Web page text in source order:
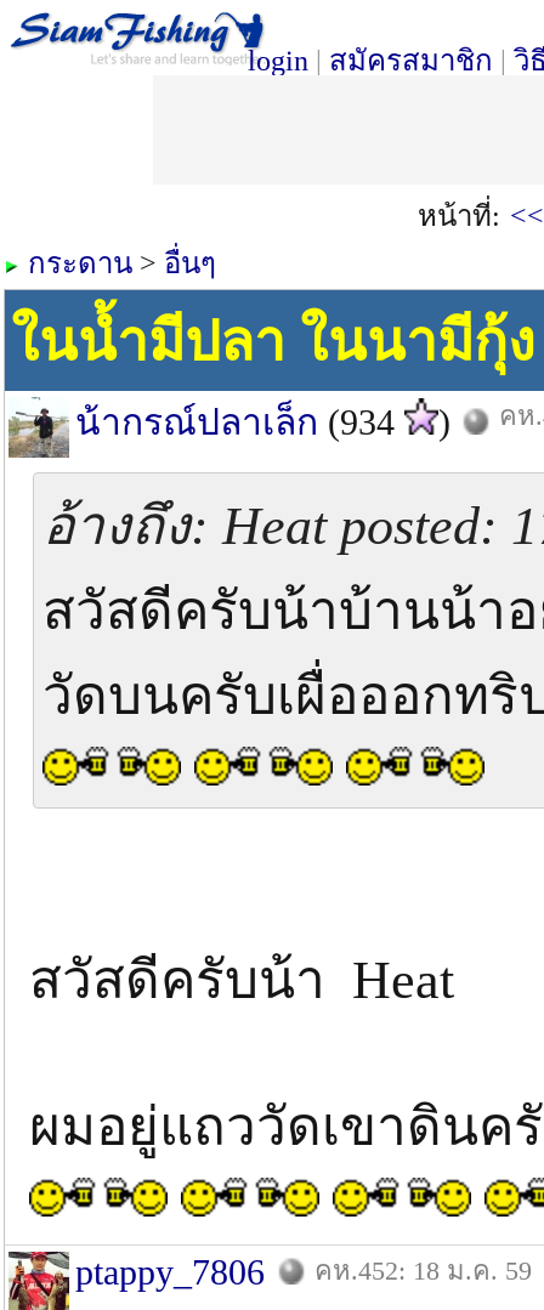
login | สมัครสมาชิก | วิ
หน้าที่: <<
กระดาน > อื่นๆ
ในน้ำมีปลา ในนามีกุ้
น้ากรณ์ปลาเล็ก (934 ) คห
อ้างถึง: Heat posted:
สวัสดีครับน้าบ้านน้า
วัดบนครับเผื่อออกท
สวัสดีครับน้า Heat
ผมอยู่แถววัดเขาดินค
ptappy_7806 คห.452: 18 ม.ค. 59